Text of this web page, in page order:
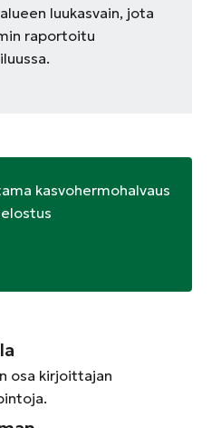
luukasvain, jota
raportoitu
kasvohermohalvaus
osa kirjoittajan